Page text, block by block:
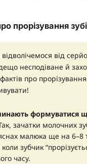
прорізування
від
несподіване й
про прорізування
формуватися
зачатки молочних
малюка ще на 6–8
коли зубчик
часу.